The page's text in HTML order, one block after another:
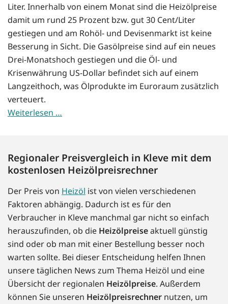
Liter. Innerhalb von einem Monat sind die Heizölpreise
damit um rund 25 Prozent bzw. gut 30 Cent/Liter
gestiegen und am Rohöl- und Devisenmarkt ist keine
Besserung in Sicht. Die Gasölpreise sind auf ein neues
Drei-Monatshoch gestiegen und die Öl- und
Krisenwährung US-Dollar befindet sich auf einem
Langzeithoch, was Ölprodukte im Euroraum zusätzlich
verteuert.
Weiterlesen …
Regionaler Preisvergleich in Kleve mit dem
kostenlosen Heizölpreisrechner
Der Preis von Heizöl ist von vielen verschiedenen
Faktoren abhängig. Dadurch ist es für den
Verbraucher in Kleve manchmal gar nicht so einfach
herauszufinden, ob die Heizölpreiseaktuell günstig
sind oder ob man mit einer Bestellung besser noch
warten sollte. Bei dieser Entscheidung helfen Ihnen
unsere täglichen News zum Thema Heizöl und eine
Übersicht der regionalen Heizölpreise. Außerdem
können Sie unseren Heizölpreisrechner nutzen, um